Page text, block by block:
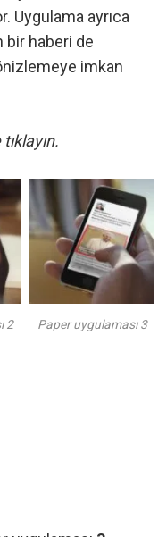
Uygulama ayrıca
bir haberi de
imkan
2 Paper uygulaması 3